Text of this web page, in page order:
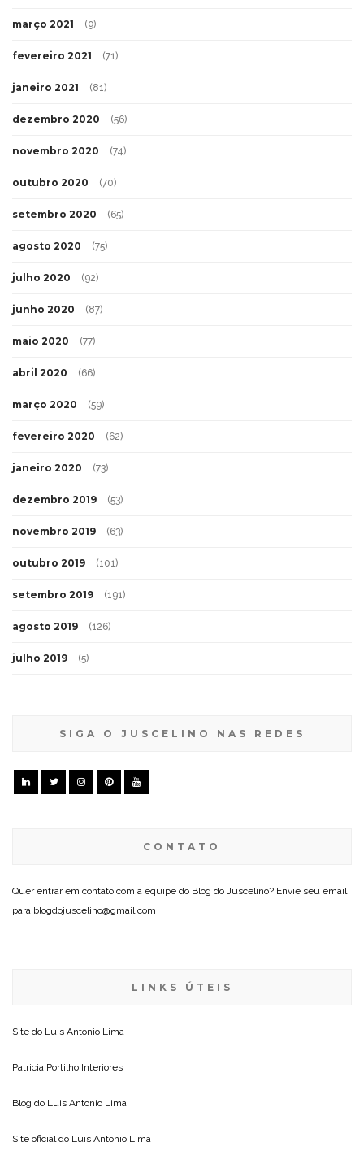
março 2021 (9)
fevereiro 2021 (71)
janeiro 2021 (81)
dezembro 2020 (56)
novembro 2020 (74)
outubro 2020 (70)
setembro 2020 (65)
agosto 2020 (75)
julho 2020 (92)
junho 2020 (87)
maio 2020 (77)
abril 2020 (66)
março 2020 (59)
fevereiro 2020 (62)
janeiro 2020 (73)
dezembro 2019 (53)
novembro 2019 (63)
outubro 2019 (101)
setembro 2019 (191)
agosto 2019 (126)
julho 2019 (5)
SIGA O JUSCELINO NAS REDES
CONTATO
Quer entrar em contato com a equipe do Blog do Juscelino? Envie seu email
para blogdojuscelino@gmail.com
LINKS ÚTEIS
Site do Luis Antonio Lima
Patricia Portilho Interiores
Blog do Luis Antonio Lima
Site oficial do Luis Antonio Lima